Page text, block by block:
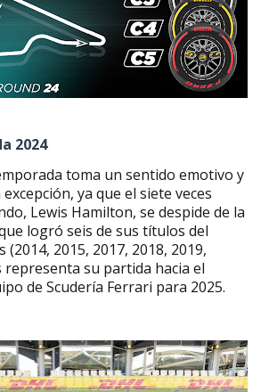
2024
toma un sentido emotivo y
ya que el siete veces
Lewis Hamilton, se despide de la
logró seis de sus títulos del
(2014, 2015, 2017, 2018, 2019,
representa su partida hacia el
de Scudería Ferrari para 2025.